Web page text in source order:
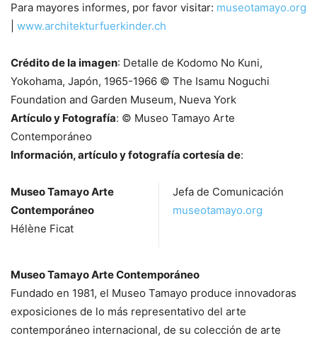
Para mayores informes, por favor visitar: museotamayo.org
www.architekturfuerkinder.ch
Crédito de la imagen: Detalle de Kodomo No Kuni,
Yokohama, Japón, 1965-1966 © The Isamu Noguchi
Foundation and Garden Museum, Nueva York
Artículo y Fotografía: © Museo Tamayo Arte
Contemporáneo
Información, artículo y fotografía cortesía de:
Museo Tamayo Arte
Contemporáneo
Hélène Ficat
Jefa de Comunicación
museotamayo.org
Museo Tamayo Arte Contemporáneo
Fundado en 1981, el Museo Tamayo produce innovadoras
exposiciones de lo más representativo del arte
contemporáneo internacional, de su colección de arte